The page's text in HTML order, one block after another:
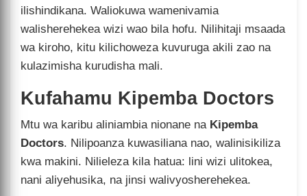
ilishindikana. Waliokuwa wamenivamia
walisherehekea wizi wao bila hofu. Nilihitaji msaada
wa kiroho, kitu kilichoweza kuvuruga akili zao na
kulazimisha kurudisha mali.
Kufahamu Kipemba Doctors
Mtu wa karibu aliniambia nionane na Kipemba
Doctors. Nilipoanza kuwasiliana nao, walinisikiliza
kwa makini. Nilieleza kila hatua: lini wizi ulitokea,
nani aliyehusika, na jinsi walivyosherehekea.